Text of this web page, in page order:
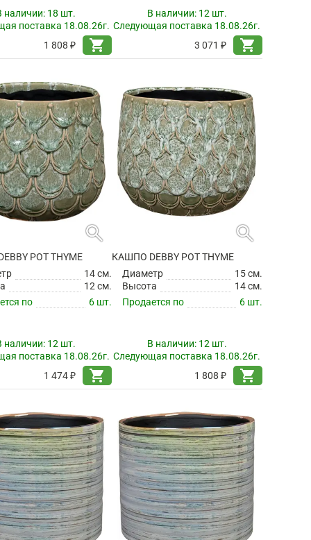
наличии: 18 шт.
поставка 18.08.26г.
1 808 ₽
shopping_cart
В наличии: 12 шт.
Следующая поставка 18.08.26г.
3 071 ₽
shopping_cart
search
POT THYME
14 см.
12 см.
по
6 шт.
наличии: 12 шт.
поставка 18.08.26г.
1 474 ₽
shopping_cart
search
КАШПО DEBBY POT THYME
Диаметр
15 см.
Высота
14 см.
Продается по
6 шт.
В наличии: 12 шт.
Следующая поставка 18.08.26г.
1 808 ₽
shopping_cart